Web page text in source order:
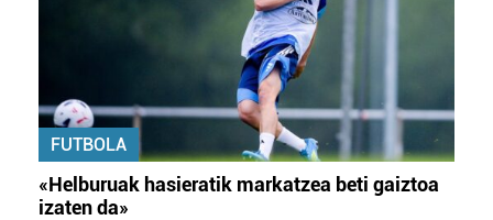
FUTBOLA
«Helburuak hasieratik markatzea beti gaiztoa
izaten da»